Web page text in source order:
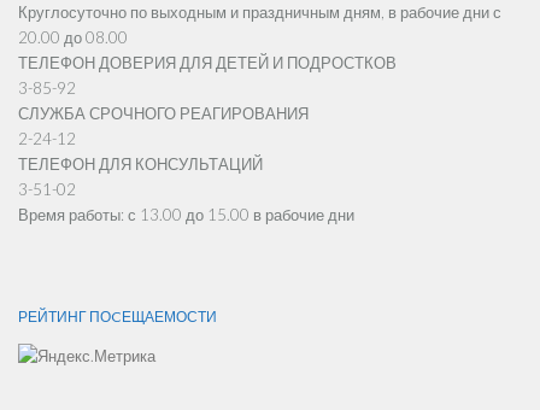
Круглосуточно по выходным и праздничным дням, в рабочие дни с
20.00 до 08.00
ТЕЛЕФОН ДОВЕРИЯ ДЛЯ ДЕТЕЙ И ПОДРОСТКОВ
3-85-92
СЛУЖБА СРОЧНОГО РЕАГИРОВАНИЯ
2-24-12
ТЕЛЕФОН ДЛЯ КОНСУЛЬТАЦИЙ
3-51-02
Время работы: с 13.00 до 15.00 в рабочие дни
РЕЙТИНГ ПОCЕЩАЕМОСТИ